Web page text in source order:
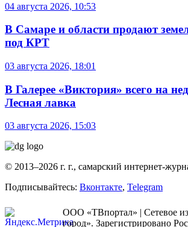
04 августа 2026, 10:53
В Самаре и области продают
под КРТ
03 августа 2026, 18:01
В Галерее «Виктория» всего на
Лесная лавка
03 августа 2026, 15:03
© 2013–2026 г. г., самарский интернет-
Подписывайтесь: Вконтакте, Telegram
ООО «ТВпортал» | Сетевое
город». Зарегистрировано